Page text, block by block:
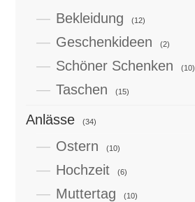
Bekleidung (12)
Geschenkideen (2)
Schöner Schenken (10)
Taschen (15)
Anlässe (34)
Ostern (10)
Hochzeit (6)
Muttertag (10)